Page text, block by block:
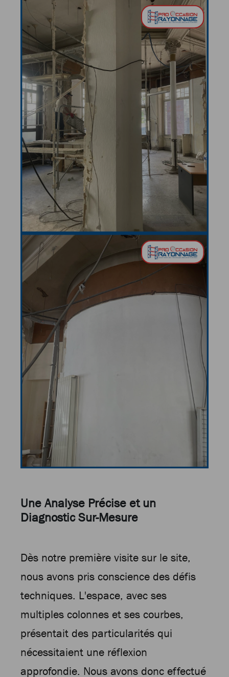
Une Analyse Précise et un
Diagnostic Sur-Mesure
Dès notre première visite sur le site,
nous avons pris conscience des défis
techniques. L'espace, avec ses
multiples colonnes et ses courbes,
présentait des particularités qui
nécessitaient une réflexion
approfondie. Nous avons donc effectué